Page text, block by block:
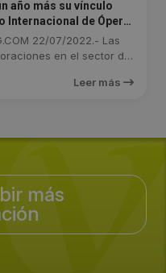
año más su vínculo
Internacional de Ópera
22/07/2022.- Las
en el sector de
Leer más
más